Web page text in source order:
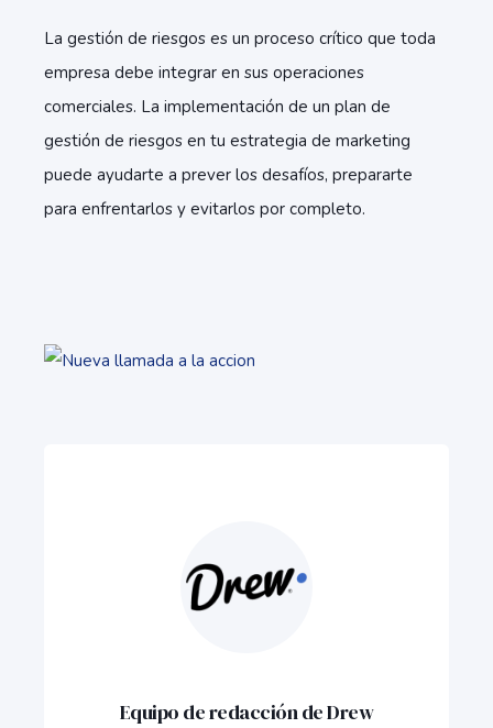
La gestión de riesgos es un proceso crítico que toda
empresa debe integrar en sus operaciones
comerciales. La implementación de un plan de
gestión de riesgos en tu estrategia de marketing
puede ayudarte a prever los desafíos, prepararte
para enfrentarlos y evitarlos por completo.
Equipo de redacción de Drew